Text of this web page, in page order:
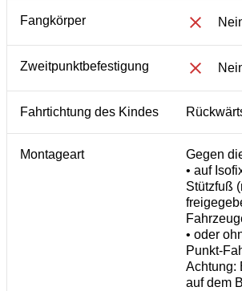
Fangkörper
Zweitpunktbefestigung
Fahrtichtung des Kindes
Montageart
Gegen
• auf
Stützfuß
• oder
Punkt-
Achtung:
auf dem